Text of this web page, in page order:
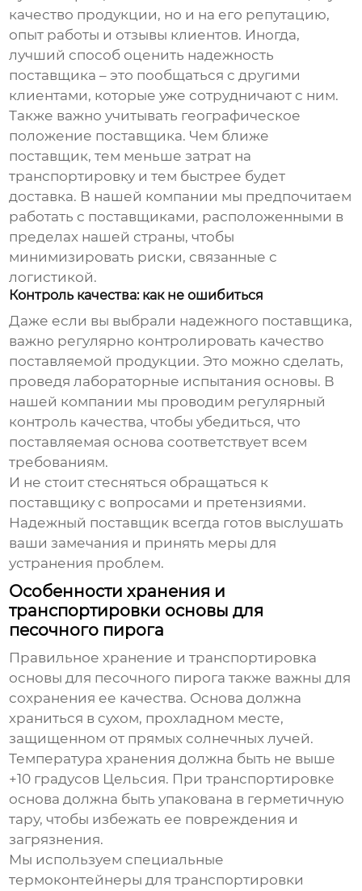
качество продукции, но и на его репутацию,
опыт работы и отзывы клиентов. Иногда,
лучший способ оценить надежность
поставщика – это пообщаться с другими
клиентами, которые уже сотрудничают с ним.
Также важно учитывать географическое
положение поставщика. Чем ближе
поставщик, тем меньше затрат на
транспортировку и тем быстрее будет
доставка. В нашей компании мы предпочитаем
работать с поставщиками, расположенными в
пределах нашей страны, чтобы
минимизировать риски, связанные с
логистикой.
Контроль качества: как не ошибиться
Даже если вы выбрали надежного поставщика,
важно регулярно контролировать качество
поставляемой продукции. Это можно сделать,
проведя лабораторные испытания основы. В
нашей компании мы проводим регулярный
контроль качества, чтобы убедиться, что
поставляемая основа соответствует всем
требованиям.
И не стоит стесняться обращаться к
поставщику с вопросами и претензиями.
Надежный поставщик всегда готов выслушать
ваши замечания и принять меры для
устранения проблем.
Особенности хранения и
транспортировки основы для
песочного пирога
Правильное хранение и транспортировка
основы для песочного пирога также важны для
сохранения ее качества. Основа должна
храниться в сухом, прохладном месте,
защищенном от прямых солнечных лучей.
Температура хранения должна быть не выше
+10 градусов Цельсия. При транспортировке
основа должна быть упакована в герметичную
тару, чтобы избежать ее повреждения и
загрязнения.
Мы используем специальные
термоконтейнеры для транспортировки